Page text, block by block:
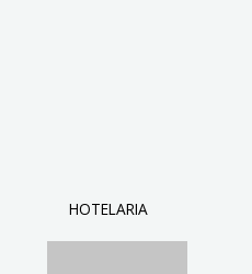
HOTELARIA